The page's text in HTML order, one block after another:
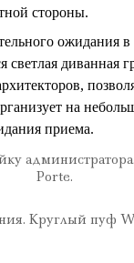
стороны.
ожидания в
светлая диванная
на
приема.
Porte.
Круглый пуф